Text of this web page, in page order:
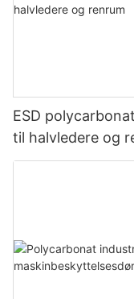
ESD
til halvledere og